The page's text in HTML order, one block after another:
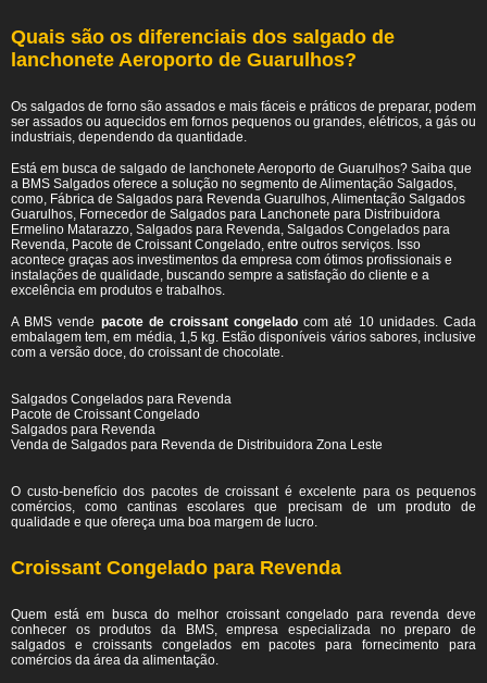
Quais são os diferenciais dos salgado de
lanchonete Aeroporto de Guarulhos?
Os salgados de forno são assados e mais fáceis e práticos de preparar, podem
ser assados ou aquecidos em fornos pequenos ou grandes, elétricos, a gás ou
industriais, dependendo da quantidade.
Está em busca de salgado de lanchonete Aeroporto de Guarulhos? Saiba que
a BMS Salgados oferece a solução no segmento de Alimentação Salgados,
como, Fábrica de Salgados para Revenda Guarulhos, Alimentação Salgados
Guarulhos, Fornecedor de Salgados para Lanchonete para Distribuidora
Ermelino Matarazzo, Salgados para Revenda, Salgados Congelados para
Revenda, Pacote de Croissant Congelado, entre outros serviços. Isso
acontece graças aos investimentos da empresa com ótimos profissionais e
instalações de qualidade, buscando sempre a satisfação do cliente e a
excelência em produtos e trabalhos.
A BMS vende pacote de croissant congelado com até 10 unidades. Cada
embalagem tem, em média, 1,5 kg. Estão disponíveis vários sabores, inclusive
com a versão doce, do croissant de chocolate.
Salgados Congelados para Revenda
Pacote de Croissant Congelado
Salgados para Revenda
Venda de Salgados para Revenda de Distribuidora Zona Leste
O custo-benefício dos pacotes de croissant é excelente para os pequenos
comércios, como cantinas escolares que precisam de um produto de
qualidade e que ofereça uma boa margem de lucro.
Croissant Congelado para Revenda
Quem está em busca do melhor croissant congelado para revenda deve
conhecer os produtos da BMS, empresa especializada no preparo de
salgados e croissants congelados em pacotes para fornecimento para
comércios da área da alimentação.